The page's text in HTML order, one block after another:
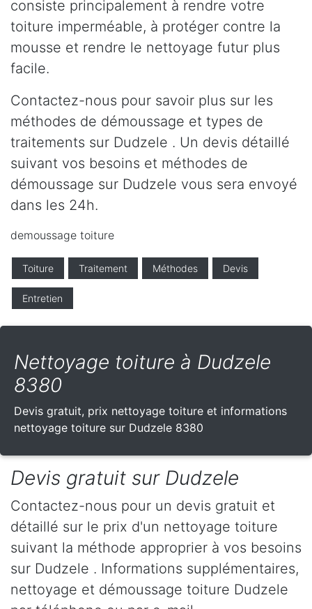
consiste principalement à rendre votre
toiture imperméable, à protéger contre la
mousse et rendre le nettoyage futur plus
facile.
Contactez-nous pour savoir plus sur les
méthodes de démoussage et types de
traitements sur Dudzele . Un devis détaillé
suivant vos besoins et méthodes de
démoussage sur Dudzele vous sera envoyé
dans les 24h.
demoussage toiture
Toiture Traitement Méthodes Devis
Entretien
Nettoyage toiture à Dudzele
8380
Devis gratuit, prix nettoyage toiture et informations
nettoyage toiture sur Dudzele 8380
Devis gratuit sur Dudzele
Contactez-nous pour un devis gratuit et
détaillé sur le prix d'un nettoyage toiture
suivant la méthode approprier à vos besoins
sur Dudzele . Informations supplémentaires,
nettoyage et démoussage toiture Dudzele